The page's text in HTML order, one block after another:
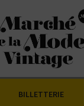
BILLETTERIE